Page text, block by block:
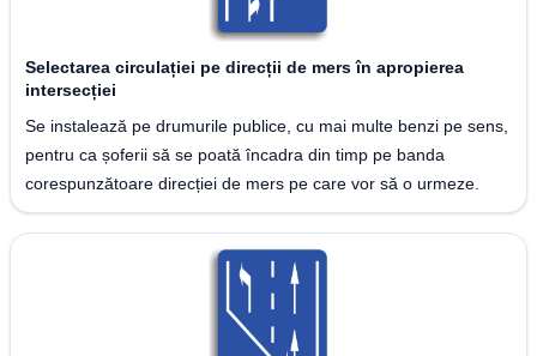
Selectarea circulației pe direcții de mers în apropierea
intersecției
Se instalează pe drumurile publice, cu mai multe benzi pe sens,
pentru ca șoferii să se poată încadra din timp pe banda
corespunzătoare direcției de mers pe care vor să o urmeze.